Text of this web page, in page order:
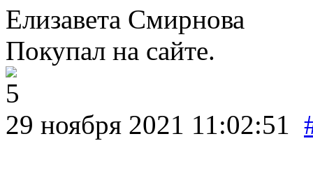
Елизавета Смирнова
Покупал на сайте.
29 ноября 2021 11:02:51